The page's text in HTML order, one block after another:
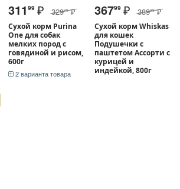
31199 ₽ 32999 ₽
Сухой корм Purina
One для собак
мелких пород с
говядиной и рисом,
600г
2 варианта товара
36799 ₽ 38999 ₽
Сухой корм Whiskas
для кошек
Подушечки с
паштетом Ассорти с
курицей и
индейкой, 800г